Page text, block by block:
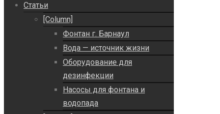
Статьи
[Column]
Фонтан г. Барнаул
Вода — источник жизни
Оборудование для
дезинфекции
Насосы для фонтана и
водопада